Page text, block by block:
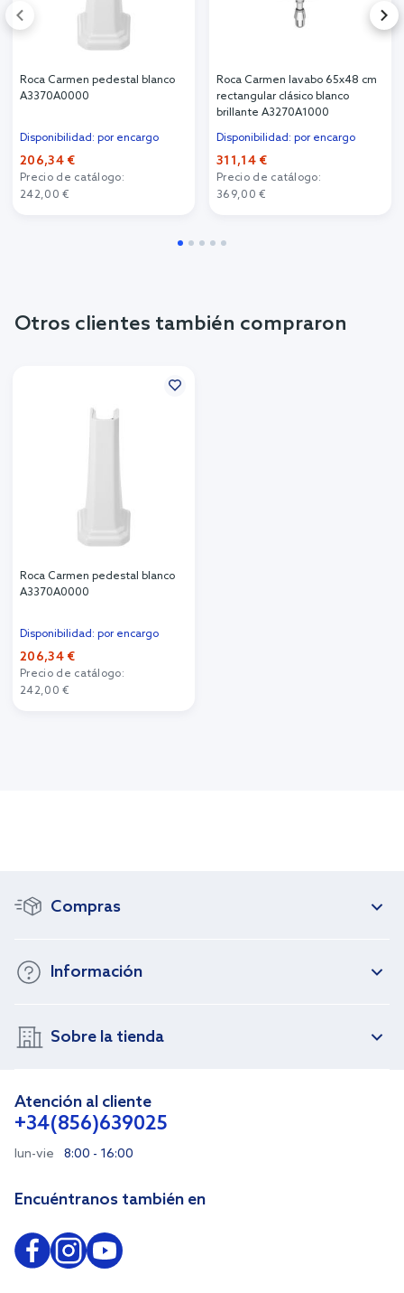
Roca Carmen pedestal blanco
A3370A0000
Disponibilidad: por encargo
206,34 €
Precio de catálogo:
242,00 €
Roca Carmen lavabo 65x48 cm
rectangular clásico blanco
brillante A3270A1000
Disponibilidad: por encargo
311,14 €
Precio de catálogo:
369,00 €
Otros clientes también compraron
Roca Carmen pedestal blanco
A3370A0000
Disponibilidad: por encargo
206,34 €
Precio de catálogo:
242,00 €
Compras
Información
Sobre la tienda
Atención al cliente
+34(856)639025
lun-vie 8:00 - 16:00
Encuéntranos también en